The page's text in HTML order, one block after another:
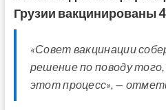
Грузии вакцинированы
«Совет вакцинации
решение по поводу
этот процесс», —